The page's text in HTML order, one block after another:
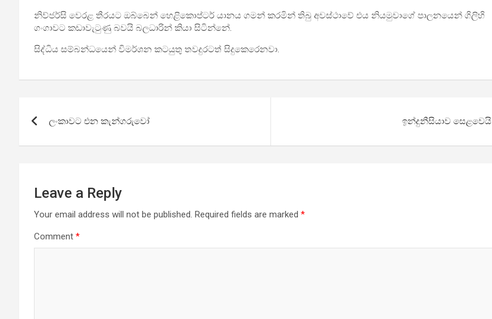
නිව්ජර්සි වෙරළ තීරයට ඔබ්බෙන් හෙළිකොප්ටර් යානය ගමන් කරමින් තිබු අවස්ථාවේ එය නියමුවාගේ පාලනයෙන් ගිලිහි
ගංගාවට කඩාවැටුණු බවයි බලධාරින් කියා සිටින්නේ.
සිද්ධිය සම්බන්ධයෙන් විමර්ශන කටයුතු තවදුරටත් සිදුකෙරෙනවා.
navigation
ලංකාවට එන කැන්ගරුවෝ ඉන්දුනීසියාව සෙළවෙයි
Leave a Reply
Your email address will not be published. Required fields are marked *
Comment *